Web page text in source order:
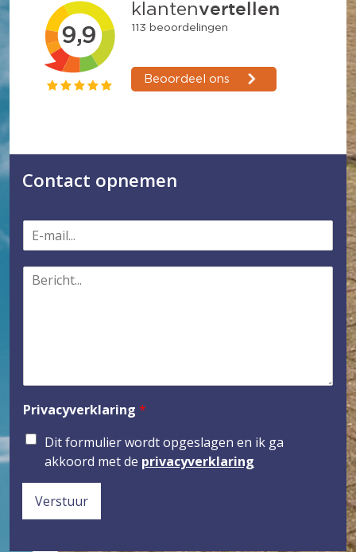
Contact opnemen
E
B
*
Privacyverklaring *
Dit formulier wordt opgeslagen en ik ga
akkoord met de privacyverklaring
Verstuur